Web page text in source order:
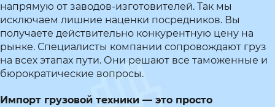
напрямую от заводов-изготовителей. Так мы
исключаем лишние наценки посредников. Вы
получаете действительно конкурентную цену на
рынке. Специалисты компании сопровождают груз
на всех этапах пути. Они решают все таможенные и
бюрократические вопросы.
Импорт грузовой техники — это просто